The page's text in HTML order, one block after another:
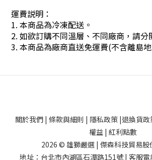
運費説明：
1. 本商品為冷凍配送。
2. 如欲訂購不同溫層、不同廠商，請分
3. 本商品為廠商直送免運費(不含離島地
關於我們 | 條款與細則 | 隱私政策 |退換貨政
權益 | 紅利點數
2026 © 雄獅嚴選 | 傑森科技貿易股
地址：台北市內湖區石潭路151號 | 客服